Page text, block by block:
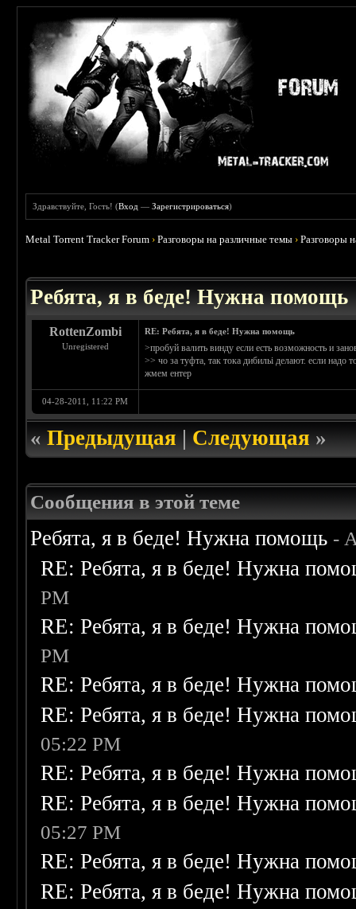
Здравствуйте, Гость! (Вход —Зарегистрироваться)
Metal Torrent Tracker Forum ›Разговоры на различные темы ›Разговоры
Ребята, я в беде! Нужна помощь
RottenZombi
Unregistered
RE: Ребята, я в беде! Нужна помощь
>пробуй валить винду если есть возможность и
>> чо за туфта, так тока дибильі делают. если
жмем ентер
04-28-2011, 11:22 PM
«Предыдущая|Следующая»
Сообщения в этой теме
Ребята, я в беде! Нужна помощь -
RE: Ребята, я в беде! Нужна
PM
RE: Ребята, я в беде! Нужна
PM
RE: Ребята, я в беде! Нужна
RE: Ребята, я в беде! Нужна
05:22 PM
RE: Ребята, я в беде! Нужна
RE: Ребята, я в беде! Нужна
05:27 PM
RE: Ребята, я в беде! Нужна
RE: Ребята, я в беде! Нужна